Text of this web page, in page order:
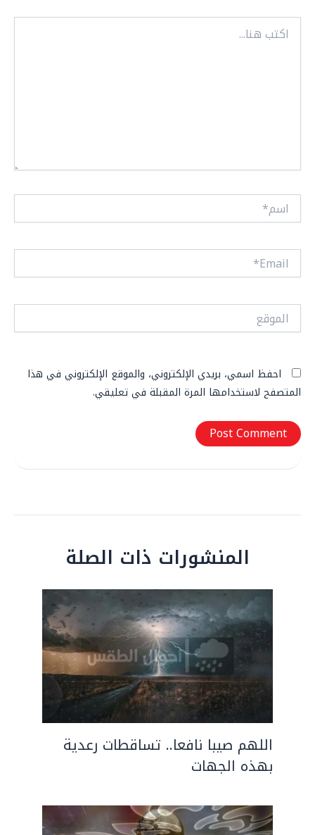
اكتب
هنا...
اسم*
Email*
الموقع
احفظ اسمي، بريدي الإلكتروني، والموقع الإلكتروني في هذا
المتصفح لاستخدامها المرة المقبلة في تعليقي.
المنشورات ذات الصلة
اللهم صيبا نافعا.. تساقطات رعدية
بهذه الجهات